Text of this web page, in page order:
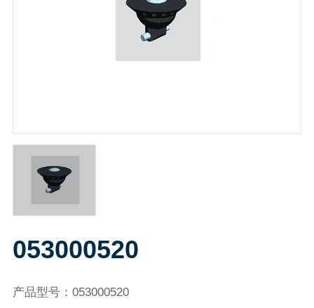
053000520
产品型号：053000520